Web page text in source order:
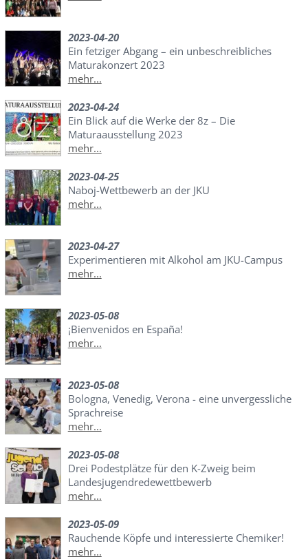
2023-04-20
Ein fetziger Abgang – ein unbeschreibliches
Maturakonzert 2023
mehr...
2023-04-24
Ein Blick auf die Werke der 8z – Die
Maturaausstellung 2023
mehr...
2023-04-25
Naboj-Wettbewerb an der JKU
mehr...
2023-04-27
Experimentieren mit Alkohol am JKU-Campus
mehr...
2023-05-08
¡Bienvenidos en España!
mehr...
2023-05-08
Bologna, Venedig, Verona - eine unvergessliche
Sprachreise
mehr...
2023-05-08
Drei Podestplätze für den K-Zweig beim
Landesjugendredewettbewerb
mehr...
2023-05-09
Rauchende Köpfe und interessierte Chemiker!
mehr...